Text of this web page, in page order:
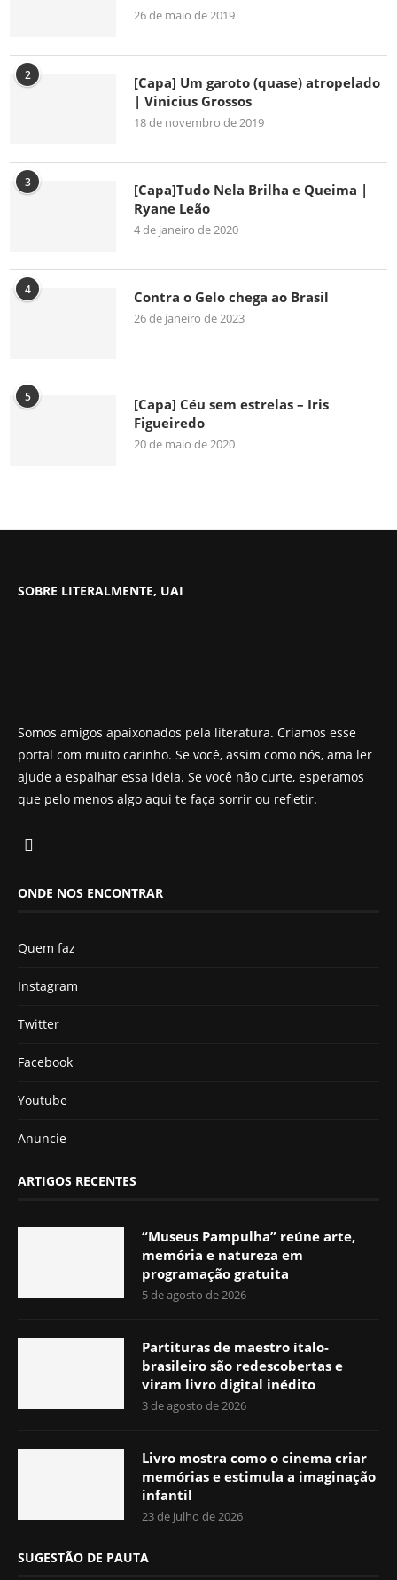
26 de maio de 2019
2
[Capa] Um garoto (quase) atropelado
| Vinicius Grossos
18 de novembro de 2019
3
[Capa]Tudo Nela Brilha e Queima |
Ryane Leão
4 de janeiro de 2020
4 Contra o Gelo chega ao Brasil
26 de janeiro de 2023
5
[Capa] Céu sem estrelas – Iris
Figueiredo
20 de maio de 2020
SOBRE LITERALMENTE, UAI
Somos amigos apaixonados pela literatura. Criamos esse
portal com muito carinho. Se você, assim como nós, ama ler
ajude a espalhar essa ideia. Se você não curte, esperamos
que pelo menos algo aqui te faça sorrir ou refletir.
ONDE NOS ENCONTRAR
Quem faz
Instagram
Twitter
Facebook
Youtube
Anuncie
ARTIGOS RECENTES
“Museus Pampulha” reúne arte,
memória e natureza em
programação gratuita
5 de agosto de 2026
Partituras de maestro ítalo-
brasileiro são redescobertas e
viram livro digital inédito
3 de agosto de 2026
Livro mostra como o cinema criar
memórias e estimula a imaginação
infantil
23 de julho de 2026
SUGESTÃO DE PAUTA